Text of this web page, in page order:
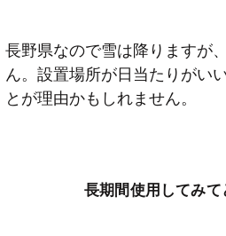
長野県なので雪は降りますが
ん。設置場所が日当たりがい
とが理由かもしれません。
長期間使用してみて